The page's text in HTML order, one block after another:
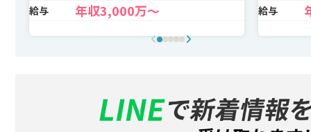
給与
年収3,000万〜
給与